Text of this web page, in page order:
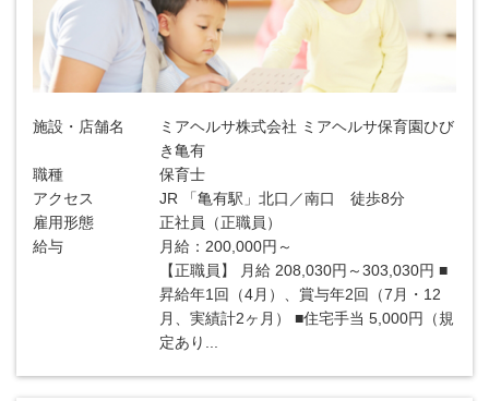
施設・店舗名
ミアヘルサ株式会社 ミアヘルサ保育園ひび
き亀有
職種
保育士
アクセス
JR 「亀有駅」北口／南口 徒歩8分
雇用形態
正社員（正職員）
給与
月給：200,000円～
【正職員】 月給 208,030円～303,030円 ■
昇給年1回（4月）、賞与年2回（7月・12
月、実績計2ヶ月） ■住宅手当 5,000円（規
定あり...